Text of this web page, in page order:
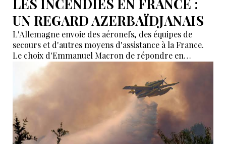
LES INCENDIES EN FRANCE :
UN REGARD AZERBAÏDJANAIS
L'Allemagne envoie des aéronefs, des équipes de
secours et d'autres moyens d'assistance à la France.
Le choix d'Emmanuel Macron de répondre en
allemand a eu une portée symbolique.